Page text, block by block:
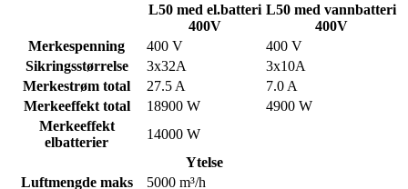
L50 med el.batteri
400V
L50 med vannbatteri
400V
Merkespenning
400 V
400 V
Sikringsstørrelse
3x32A
3x10A
Merkestrøm total
27.5 A
7.0 A
Merkeeffekt total
18900 W
4900 W
Merkeeffekt
elbatterier
14000 W
Ytelse
Luftmengde maks
5000 m³/h